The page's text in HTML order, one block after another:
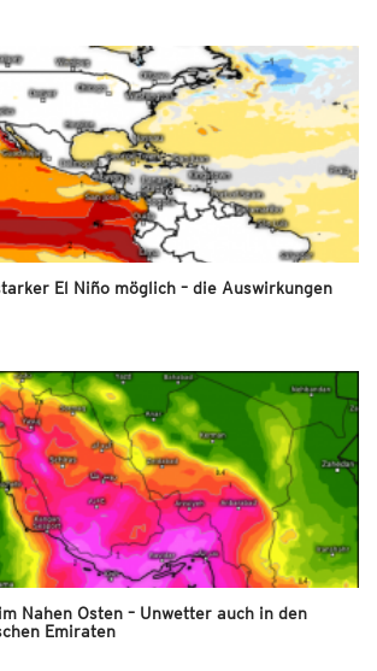
El Niño möglich – die Auswirkungen
Nahen Osten – Unwetter auch in den
Emiraten